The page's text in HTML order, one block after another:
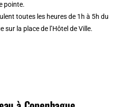
pointe.
toutes les heures de 1h à 5h du
sur la place de l’Hôtel de Ville.